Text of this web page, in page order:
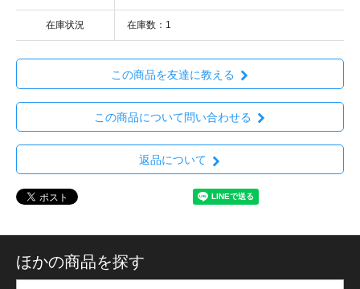
在庫状況 在庫数：1
この商品を友達に教える
この商品について問い合わせる
返品について
ほかの商品を探す